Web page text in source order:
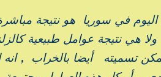
في سوريا هو نتيجة
هي نتيجة عوامل طبيعية
تسميته أيضا بالخراب , انه